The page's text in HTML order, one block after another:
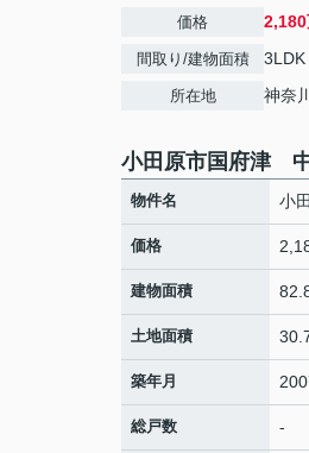
価格
間取り/建物面積
所在地 神奈
小田原市国府津
物件名 小
価格
建物面積
土地面積
築年月
総戸数 -